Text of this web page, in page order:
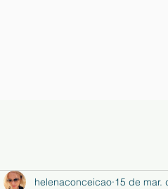
helenaconceicao 15 de mar.